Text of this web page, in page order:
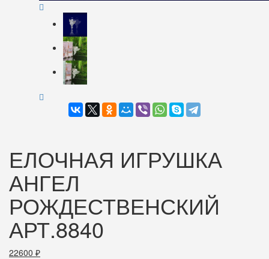
ЕЛОЧНАЯ ИГРУШКА
АНГЕЛ
РОЖДЕСТВЕНСКИЙ
АРТ.8840
22600 ₽